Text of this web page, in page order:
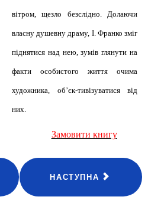
вітром, щезло безслідно. Долаючи
власну душевну драму, І. Франко зміг
піднятися над нею, зумів глянути на
факти особистого життя очима
художника, об’єк-тивізуватися від
них.
Замовити книгу
НАСТУПНА